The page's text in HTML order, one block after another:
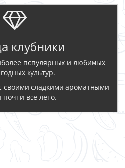
клубники
популярных и любимых
культур.
своими сладкими ароматными
почти все лето.